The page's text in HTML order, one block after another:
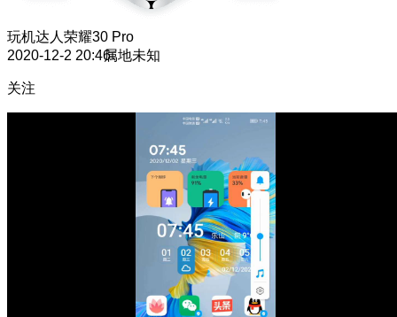
玩机达人 荣耀30 Pro
2020-12-2 20:46属地未知
关注